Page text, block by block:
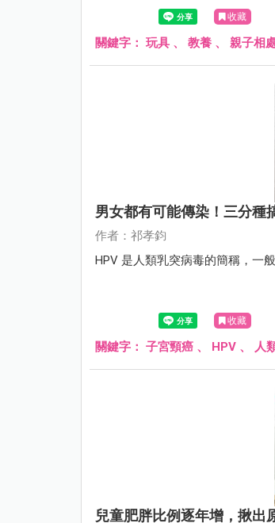
收藏
關鍵字： 玩具 、 教養 、 親子相
男女都有可能傳染！三分種
作者：祁孝鈞
HPV 是人類乳突病毒的簡稱，一
收藏
關鍵字： 子宮頸癌 、 HPV 、 人
兒童肥胖比例逐年增，揪出